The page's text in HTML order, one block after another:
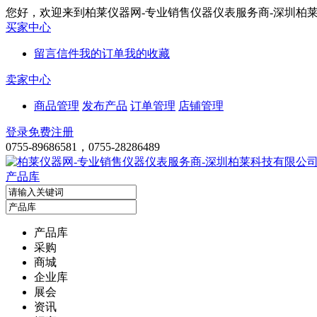
您好，欢迎来到柏莱仪器网-专业销售仪器仪表服务商-深圳柏
买家中心
留言信件我的订单我的收藏
卖家中心
商品管理 发布产品 订单管理 店铺管理
登录免费注册
0755-89686581，0755-28286489
产品库
产品库
采购
商城
企业库
展会
资讯